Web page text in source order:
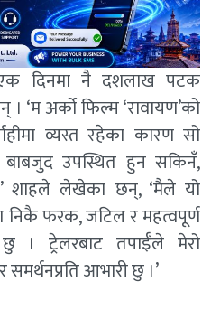
दिनमा नै दशलाख पटक
‘म अर्को फिल्म ‘रावायण’को
व्यस्त रहेका कारण सो
बाबजुद उपस्थित हुन सकिनँ,
शाहले लेखेका छन्, ‘मैले यो
निकै फरक, जटिल र महत्वपूर्ण
। ट्रेलरबाट तपाईँले मेरो
आभारी छु ।’